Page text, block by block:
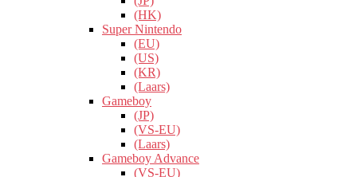
(HK)
Super Nintendo
(EU)
(US)
(KR)
(Laars)
Gameboy
(JP)
(VS-EU)
(Laars)
Gameboy Advance
(VS-EU)